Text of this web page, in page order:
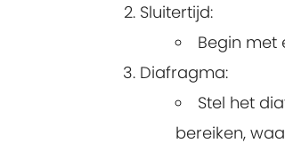
Sluitertijd:
Begin met
Diafragma:
Stel het
bereiken,